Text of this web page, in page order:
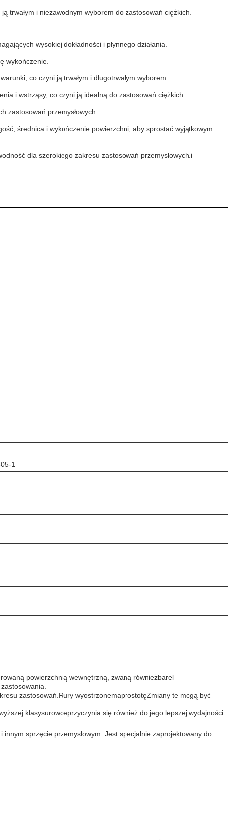
trwałym i niezawodnym wyborem do zastosowań ciężkich.
wysokiej dokładności i płynnego działania.
wykończenie.
co czyni ją trwałym i długotrwałym wyborem.
i wstrząsy, co czyni ją idealną do zastosowań ciężkich.
zastosowań przemysłowych.
średnica i wykończenie powierzchni, aby sprostać wyjątkowym
dla szerokiego zakresu zastosowań przemysłowych.i
1
powierzchnią wewnętrzną, zwaną równieżbarel
zastosowań. Rury wyostrzonemaprostotęZmiany te mogą być
klasysurowceprzyczynia się również do jego lepszej wydajności.
sprzęcie przemysłowym. Jest specjalnie zaprojektowany do